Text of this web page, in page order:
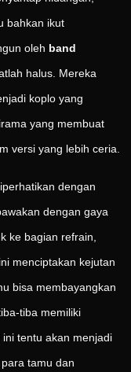
bahkan ikut
oleh band
halus. Mereka
koplo yang
yang membuat
versi yang lebih ceria.
dengan
dengan gaya
ke bagian refrain,
menciptakan kejutan
bisa membayangkan
tiba memiliki
ini tentu akan menjadi
tamu dan